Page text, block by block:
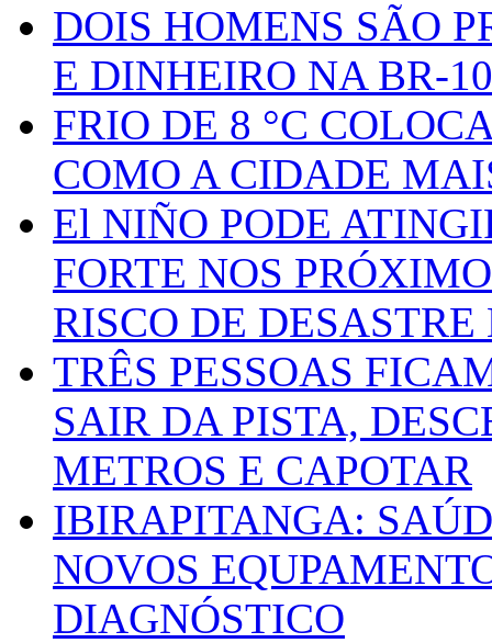
DOIS HOMENS SÃO
E DINHEIRO NA BR-
FRIO DE 8 °C
COMO A CIDADE
El NIÑO PODE
FORTE NOS
RISCO DE
TRÊS PESSOAS
SAIR DA PISTA,
METROS E CAPOTAR
IBIRAPITANGA:
NOVOS
DIAGNÓSTICO